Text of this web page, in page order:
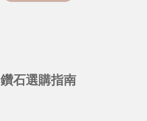
鑽石選購指南